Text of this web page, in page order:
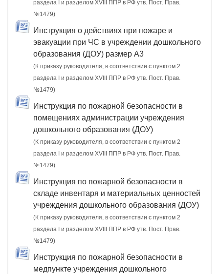
раздела I и разделом XVIII ППР в РФ утв. Пост. Прав.
№1479)
Инструкция о действиях при пожаре и
эвакуации при ЧС в учреждении дошкольного
образования (ДОУ) размер А3
(К приказу руководителя, в соответствии с пунктом 2
раздела I и разделом XVIII ППР в РФ утв. Пост. Прав.
№1479)
Инструкция по пожарной безопасности в
помещениях администрации учреждения
дошкольного образования (ДОУ)
(К приказу руководителя, в соответствии с пунктом 2
раздела I и разделом XVIII ППР в РФ утв. Пост. Прав.
№1479)
Инструкция по пожарной безопасности в
складе инвентаря и материальных ценностей
учреждения дошкольного образования (ДОУ)
(К приказу руководителя, в соответствии с пунктом 2
раздела I и разделом XVIII ППР в РФ утв. Пост. Прав.
№1479)
Инструкция по пожарной безопасности в
медпункте учреждения дошкольного